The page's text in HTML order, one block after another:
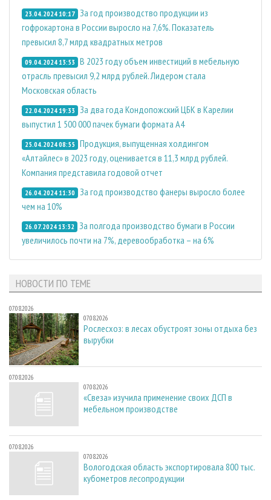
23.04.2024 10:17 За год производство продукции из
гофрокартона в России выросло на 7,6%. Показатель
превысил 8,7 млрд квадратных метров
09.04.2024 13:53 В 2023 году объем инвестиций в мебельную
отрасль превысил 9,2 млрд рублей. Лидером стала
Московская область
22.04.2024 19:33 За два года Кондопожский ЦБК в Карелии
выпустил 1 500 000 пачек бумаги формата A4
25.04.2024 08:55 Продукция, выпущенная холдингом
«Алтайлес» в 2023 году, оценивается в 11,3 млрд рублей.
Компания представила годовой отчет
26.04.2024 11:30 За год производство фанеры выросло более
чем на 10%
26.07.2024 13:32 За полгода производство бумаги в России
увеличилось почти на 7%, деревообработка – на 6%
НОВОСТИ ПО ТЕМЕ
07.08.2026
07.08.2026
Рослесхоз: в лесах обустроят зоны отдыха без
вырубки
07.08.2026
07.08.2026
«Свеза» изучила применение своих ДСП в
мебельном производстве
07.08.2026
07.08.2026
Вологодская область экспортировала 800 тыс.
кубометров лесопродукции